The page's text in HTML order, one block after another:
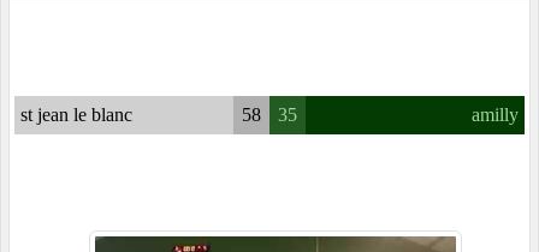
st jean le blanc 58 35 amilly